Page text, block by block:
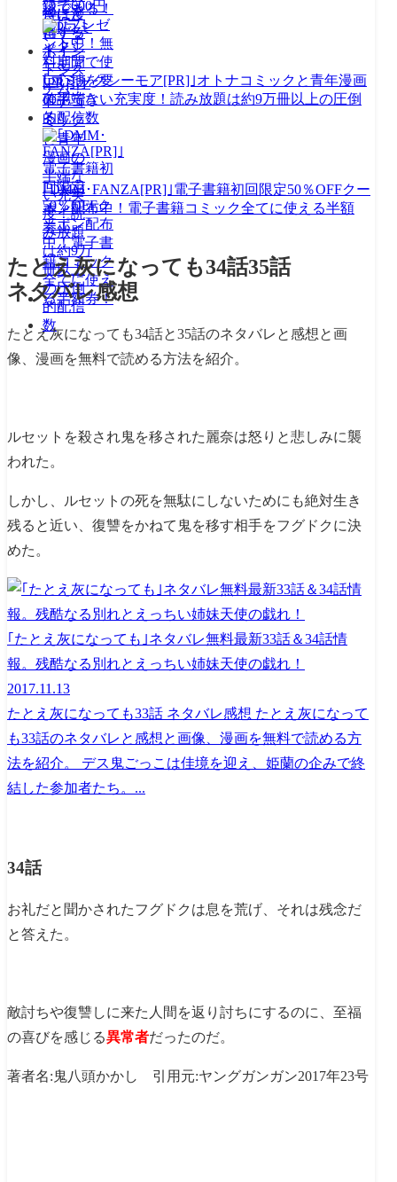
認できる！
｢コミックシーモア[PR]｣オトナコミックと青年漫画
の半端ない充実度！読み放題は約9万冊以上の圧倒
的配信数
｢DMM･FANZA[PR]｣電子書籍初回限定50％OFFクー
ポン配布中！電子書籍コミック全てに使える半額
券！
たとえ灰になっても34話35話
ネタバレ感想
たとえ灰になっても34話と35話のネタバレと感想と画
像、漫画を無料で読める方法を紹介。
ルセットを殺され鬼を移された麗奈は怒りと悲しみに襲
われた。
しかし、ルセットの死を無駄にしないためにも絶対生き
残ると近い、復讐をかねて鬼を移す相手をフグドクに決
めた。
｢たとえ灰になっても｣ネタバレ無料最新33話＆34話情
報。残酷なる別れとえっちい姉妹天使の戯れ！
2017.11.13
たとえ灰になっても33話 ネタバレ感想 たとえ灰になって
も33話のネタバレと感想と画像、漫画を無料で読める方
法を紹介。 デス鬼ごっこは佳境を迎え、姫蘭の企みで終
結した参加者たち。...
34話
お礼だと聞かされたフグドクは息を荒げ、それは残念だ
と答えた。
敵討ちや復讐しに来た人間を返り討ちにするのに、至福
の喜びを感じる異常者だったのだ。
著者名:鬼八頭かかし 引用元:ヤングガンガン2017年23号